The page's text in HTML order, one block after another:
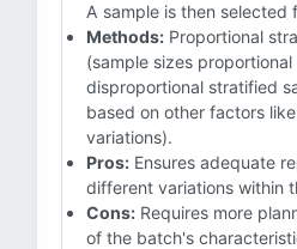
A sample is then selected
Methods: Proportional
(sample sizes
disproportional stratified
based on other factors
variations).
Pros: Ensures adequate
different variations within
Cons: Requires more
of the batch's